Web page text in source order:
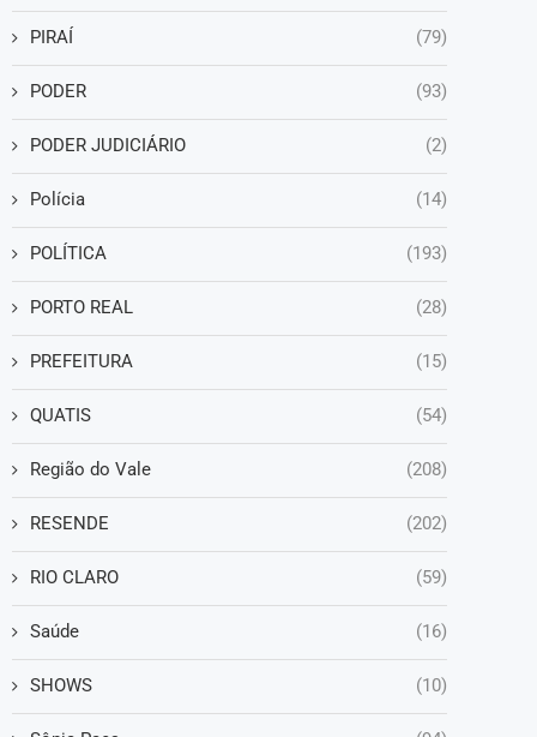
PIRAÍ (79)
PODER (93)
PODER JUDICIÁRIO (2)
Polícia (14)
POLÍTICA (193)
PORTO REAL (28)
PREFEITURA (15)
QUATIS (54)
Região do Vale (208)
RESENDE (202)
RIO CLARO (59)
Saúde (16)
SHOWS (10)